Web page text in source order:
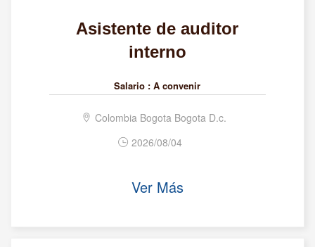
Asistente de auditor
interno
Salario : A convenir
Colombia Bogota Bogota D.c.
2026/08/04
Ver Más